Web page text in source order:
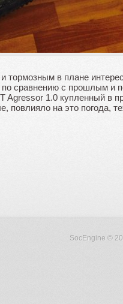
в плане
по сравнению с прошлым и
Agressor 1.0 купленный в
повлияло на это погода,
SocEngine ©